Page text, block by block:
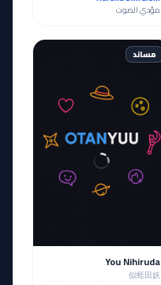
مؤدي الصوت
مساند
You Nihiruda
似蛭田妖